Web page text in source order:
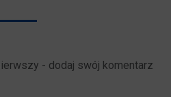
- dodaj swój komentarz